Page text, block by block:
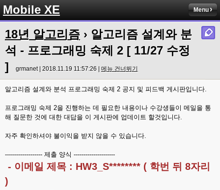
Mobile XE Menu
18년 알고리즘 › 알고리즘 설계와 분
석 - 프로그래밍 숙제 2 [ 11/27 수정
]
grmanet | 2018.11.19 11:57:26 | 메뉴 건너뛰기
알고리즘 설계와 분석 프로그래밍 숙제 2 공지 및 피드백 게시판입니다.
프로그래밍 숙제 2을 진행하는 데 필요한 내용이나 수강생들이 메일을 통
해 질문한 것에 대한 대답을 이 게시판에 업데이트 할것입니다.
자주 확인하셔야 불이익을 받지 않을 수 있습니다.
------------------- 제출 양식 ---------------------
- 이메일 제목 : HW3_S******** ( 학번 뒤 8자리
)